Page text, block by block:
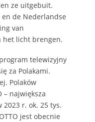
ze uitgebuit.
de Nederlandse
van
het licht brengen.
telewizyjny
za Polakami.
Polaków
– największa
r. ok. 25 tys.
jest obecnie